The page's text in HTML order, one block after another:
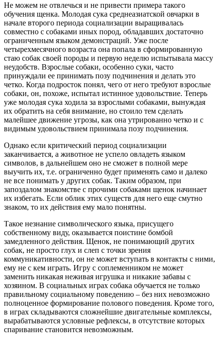
Не можем не отвлечься и не привести примера такого
обучения щенка. Молодая сука среднеазиатской овчарки в
начале второго периода социализации выращивалась
совместно с собаками иных пород, обладавших достаточно
ограниченным языком демонстраций. Уже после
четырехмесячного возраста она попала в сформированную
стаю собак своей породы и первую неделю испытывала массу
неудобств. Взрослые собаки, особенно суки, часто
принуждали ее принимать позу подчинения и делать это
четко. Когда подросток понял, чего от него требуют взрослые
собаки, он, похоже, испытал истинное удовольствие. Теперь
уже молодая сука ходила за взрослыми собаками, вынуждая
их обратить на себя внимание, но стоило тем сделать
малейшее движение угрозы, как она утрированно четко и с
видимым удовольствием принимала позу подчинения.
Однако если критический период социализации
заканчивается, а животное не успело овладеть языком
символов, в дальнейшем оно не сможет в полной мере
выучить их, т.е. ограниченно будет применять само и далеко
не все понимать у других собак. Таким образом, при
запоздалом знакомстве с прочими собаками щенок начинает
их избегать. Если облик этих существ для него еще смутно
знаком, то их действия ему мало понятны.
Такое незнание символического языка, присущего
собственному виду, оказывается поистине бомбой
замедленного действия. Щенок, не понимающий других
собак, не просто глух и слеп с точки зрения
коммуникативности, он не может вступать в контакты с ними,
ему не с кем играть. Игру с соплеменником не может
заменить никакая неживая игрушка и никакие забавы с
хозяином. В социальных играх собака обучается не только
правильному социальному поведению – без них невозможно
полноценное формирование полового поведения. Кроме того,
в играх складываются сложнейшие двигательные комплексы,
вырабатываются условные рефлексы, в отсутствие которых
спаривание становится невозможным.